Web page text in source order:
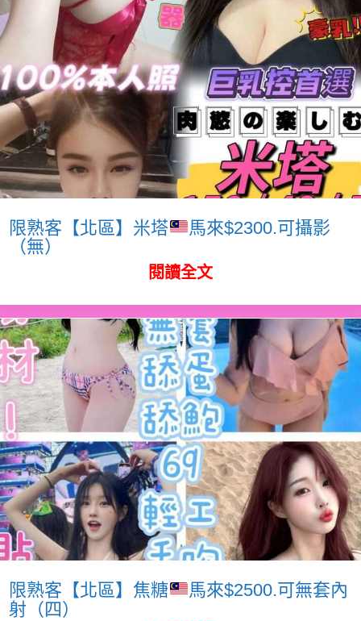
限熟客【北區】米塔
馬來$2300.可攝影
（無）
閱讀全文
限熟客【北區】焦糖
馬來$2500.可無套內
射（四）